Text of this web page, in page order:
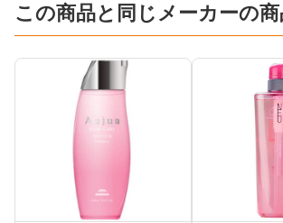
この商品と同じメーカーの